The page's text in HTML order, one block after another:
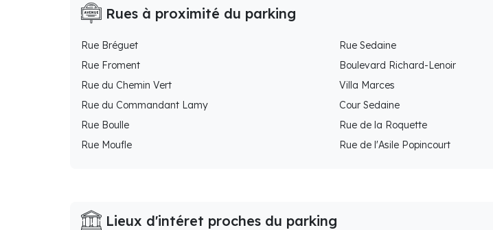
Rues à proximité du parking
Rue Bréguet
Rue Sedaine
Rue Froment
Boulevard Richard-Lenoir
Rue du Chemin Vert
Villa Marces
Rue du Commandant Lamy
Cour Sedaine
Rue Boulle
Rue de la Roquette
Rue Moufle
Rue de l'Asile Popincourt
Lieux d'intéret proches du parking